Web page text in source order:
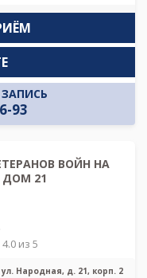
93
ВОЙН НА
21
из 5
ул. Народная, д. 21, корп. 2